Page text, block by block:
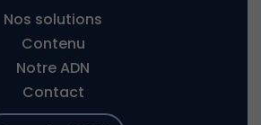
Nos solutions
Contenu
Notre ADN
Contact